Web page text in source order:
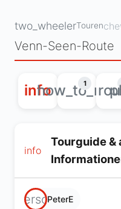
two_wheelerTouren
Venn-Seen-Route
infohow_to_reg
1
info
Tourguide &
personPeterE